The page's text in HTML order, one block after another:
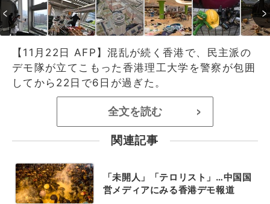
【11月22日 AFP】混乱が続く香港で、民主派の
デモ隊が立てこもった香港理工大学を警察が包囲
してから22日で6日が過ぎた。
全文を読む >
関連記事
「未開人」「テロリスト」…中国国
営メディアにみる香港デモ報道